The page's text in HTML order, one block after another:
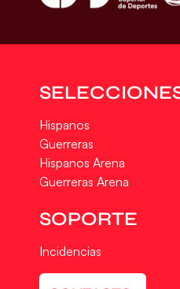
Hispanos
Guerreras
Hispanos Arena
Guerreras Arena
SOPORTE
Incidencias